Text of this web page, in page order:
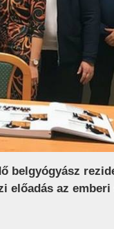
belgyógyász
előadás az